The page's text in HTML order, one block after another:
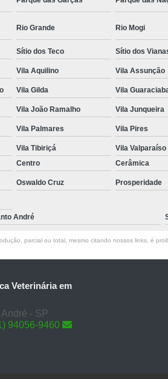
Rio Grande Rio Mogi
Sítio dos Teco Sítio dos
Vila Aquilino Vila Assunção
Vila Gilda Vila
Vila João Ramalho Vila Junqueira
Vila Palmares Vila Pires
Vila Tibiriçá Vila Valparaíso
Centro Cerâmica
Oswaldo Cruz Prosperidade
André
parcial ou total, mesmo citando nossos links, é
Veterinária em
- SP
94056-9460